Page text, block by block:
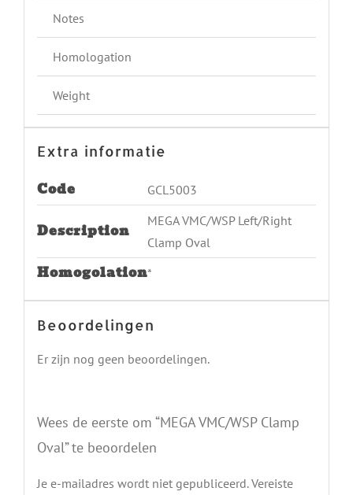
Notes
Homologation
Weight
Extra informatie
Code GCL5003
Description
MEGA VMC/WSP Left/Right
Clamp Oval
Homogolation*
Beoordelingen
Er zijn nog geen beoordelingen.
Wees de eerste om “MEGA VMC/WSP Clamp
Oval” te beoordelen
Je e-mailadres wordt niet gepubliceerd. Vereiste